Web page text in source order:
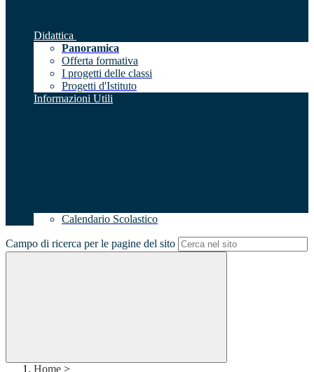
Didattica
Panoramica
Offerta formativa
I progetti delle classi
Progetti d'Istituto
Informazioni Utili
Calendario Scolastico
Campo di ricerca per le pagine del sito
Home >